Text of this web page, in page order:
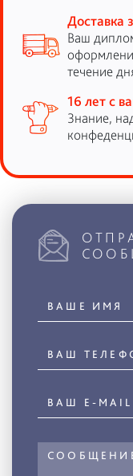
Доставка
Ваш
течение
16 лет с
Знание,